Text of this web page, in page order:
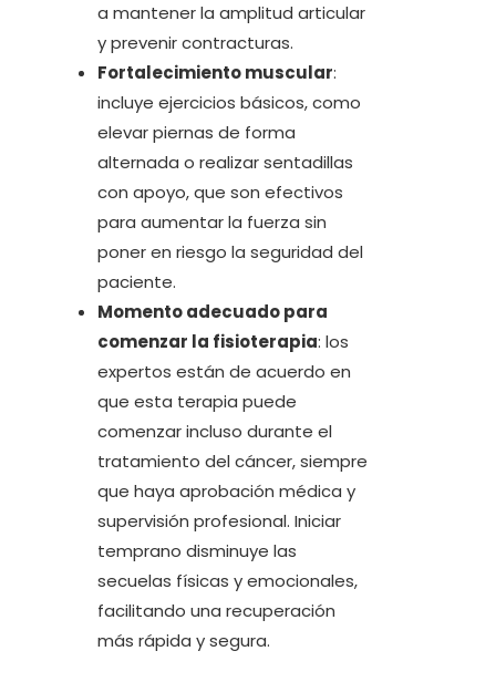
a mantener la amplitud articular
y prevenir contracturas.
Fortalecimiento muscular:
incluye ejercicios básicos, como
elevar piernas de forma
alternada o realizar sentadillas
con apoyo, que son efectivos
para aumentar la fuerza sin
poner en riesgo la seguridad del
paciente.
Momento adecuado para
comenzar la fisioterapia: los
expertos están de acuerdo en
que esta terapia puede
comenzar incluso durante el
tratamiento del cáncer, siempre
que haya aprobación médica y
supervisión profesional. Iniciar
temprano disminuye las
secuelas físicas y emocionales,
facilitando una recuperación
más rápida y segura.